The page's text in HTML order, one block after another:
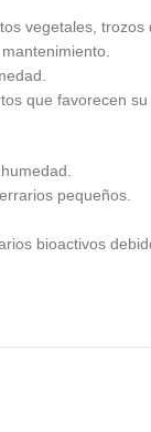
vegetales, trozos
que favorecen
pequeños.
bioactivos